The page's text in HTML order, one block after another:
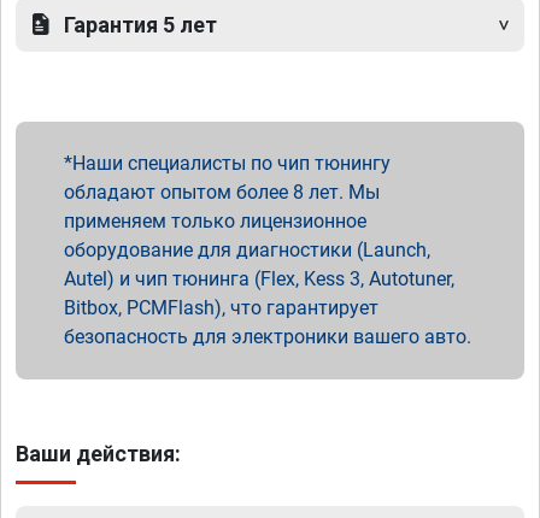
Гарантия 5 лет
Наши специалисты по чип тюнингу
обладают опытом более 8 лет. Мы
применяем только лицензионное
оборудование для диагностики (Launch,
Autel) и чип тюнинга (Flex, Kess 3, Autotuner,
Bitbox, PCMFlash), что гарантирует
безопасность для электроники вашего авто.
Ваши действия: